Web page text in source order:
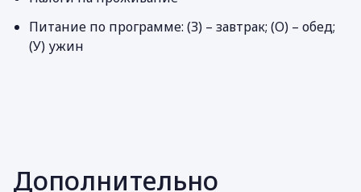
Питание по программе: (З) – завтрак; (О) – обед;
(У) ужин
Дополнительно